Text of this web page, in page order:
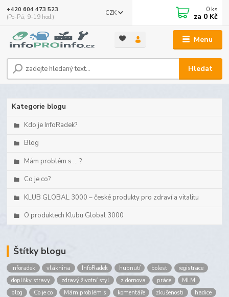
Menu
CZK
Hledat
+420 604 473 523
(Po-Pá, 9-19 hod.)
0 ks
za 0 Kč
Kategorie blogu
Kdo je InfoRadek?
Blog
Mám problém s ... ?
Co je co?
KLUB GLOBAL 3000 – české produkty pro zdraví a vitalitu
O produktech Klubu Global 3000
Štítky blogu
inforadek vláknina InfoRadek hubnutí bolest
registrace
doplňky stravy
zdravý životní styl z domova práce
MLM
blog
Co je co Mám problém s komentáře zkušenosti
hadice